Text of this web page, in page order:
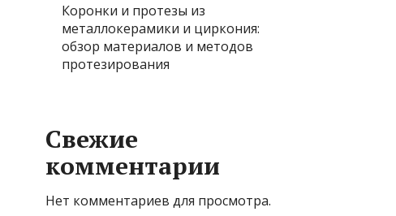
Коронки и протезы из
металлокерамики и циркония:
обзор материалов и методов
протезирования
Свежие
комментарии
Нет комментариев для просмотра.